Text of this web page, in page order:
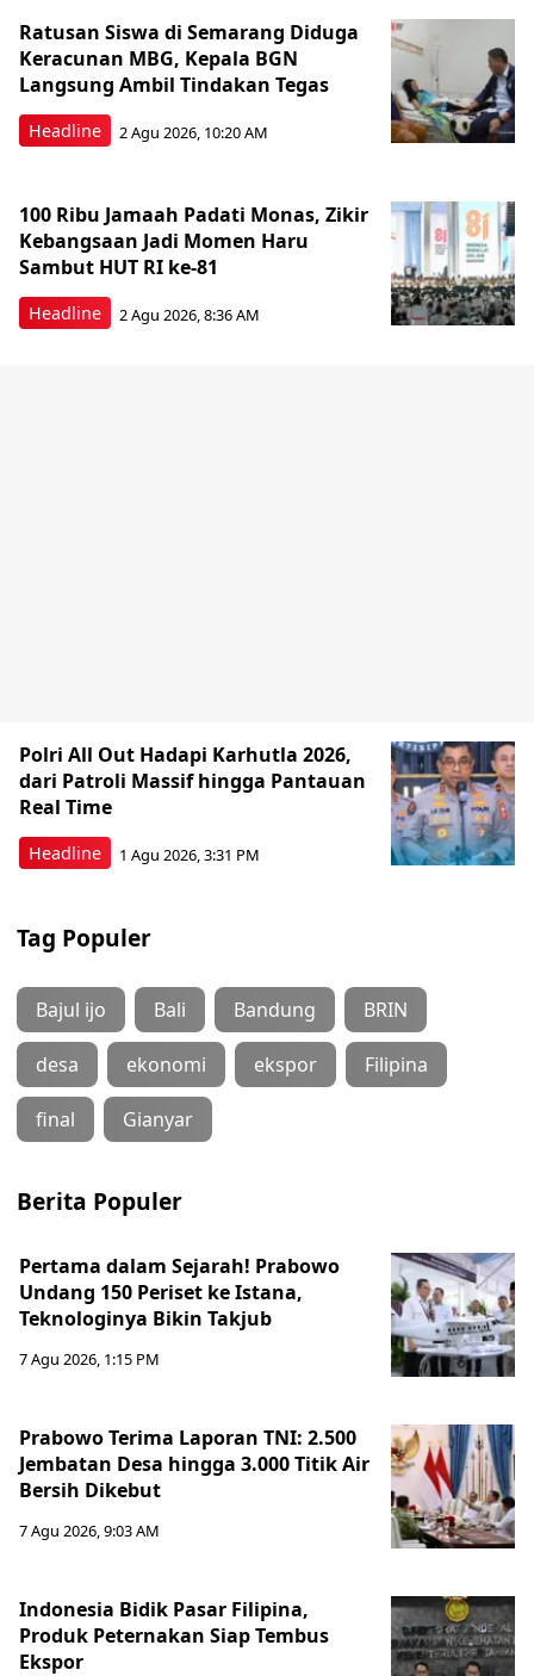
Headline
Ratusan Siswa di Semarang Diduga
Keracunan MBG, Kepala BGN
Langsung Ambil Tindakan Tegas
2 Agu 2026, 10:20 AM
Headline
100 Ribu Jamaah Padati Monas, Zikir
Kebangsaan Jadi Momen Haru
Sambut HUT RI ke-81
2 Agu 2026, 8:36 AM
Headline
Polri All Out Hadapi Karhutla 2026,
dari Patroli Massif hingga Pantauan
Real Time
1 Agu 2026, 3:31 PM
Tag Populer
Bajul ijo Bali Bandung BRIN
desa ekonomi ekspor Filipina
final Gianyar
Berita Populer
Pertama dalam Sejarah! Prabowo
Undang 150 Periset ke Istana,
Teknologinya Bikin Takjub
7 Agu 2026, 1:15 PM
Prabowo Terima Laporan TNI: 2.500
Jembatan Desa hingga 3.000 Titik Air
Bersih Dikebut
7 Agu 2026, 9:03 AM
Indonesia Bidik Pasar Filipina,
Produk Peternakan Siap Tembus
Ekspor